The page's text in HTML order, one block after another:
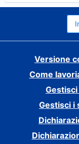
Versione
Come
Gestisci i